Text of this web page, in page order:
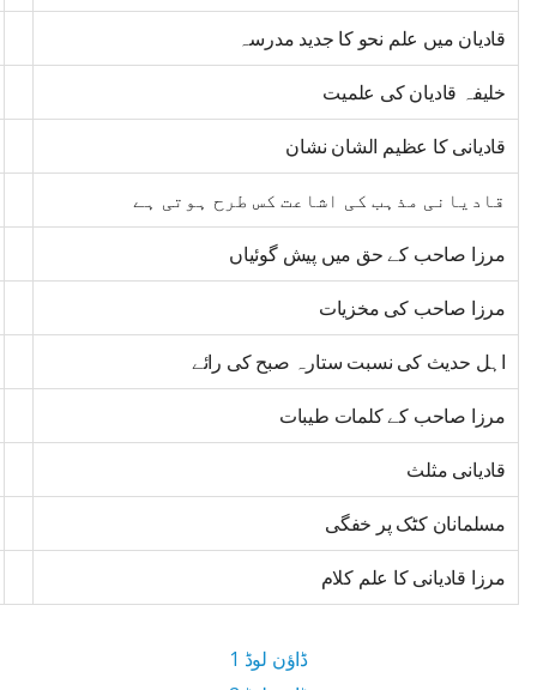
قادیان میں علم نحو کا جدید مدرسہ
خلیفہ قادیان کی علمیت
قادیانی کا عظیم الشان نشان
قادیانی مذہب کی اشاعت کس طرح ہوتی ہے
مرزا صاحب کے حق میں پیش گوئیاں
مرزا صاحب کی مخزیات
اہل حدیث کی نسبت ستارہ صبح کی رائے
مرزا صاحب کے کلمات طیبات
قادیانی مثلث
مسلمانان کٹک پر خفگی
مرزا قادیانی کا علم کلام
ڈاؤن لوڈ 1